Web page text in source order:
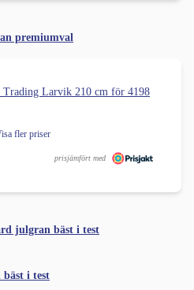
premiumval
Trading Larvik 210 cm för 4198
fler priser
prisjämfört med
julgran bäst i test
i test